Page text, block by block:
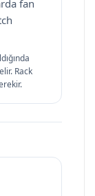
fan
Rack